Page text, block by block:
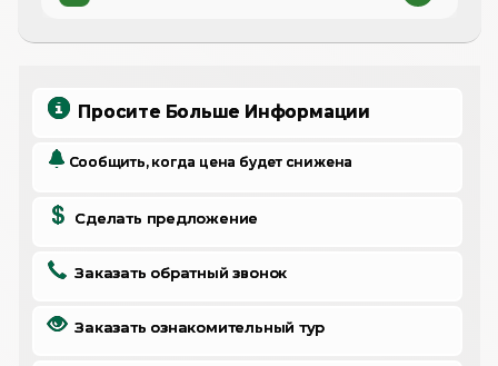
Просите Больше Информации
Сообщить, когда цена будет снижена
Сделать предложение
Заказать обратный звонок
Заказать ознакомительный тур